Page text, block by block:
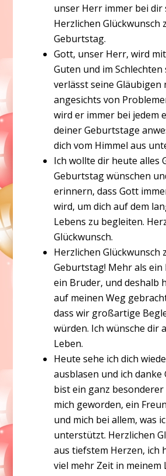
unser Herr immer bei dir
Herzlichen Glückwunsch
Geburtstag.
Gott, unser Herr, wird
Guten und im
verlässt seine Gläubigen
angesichts von
wird er immer bei jedem
deiner Geburtstage
dich vom Himmel aus
Ich wollte dir heute alles
Geburtstag wünschen
erinnern, dass Gott
wird, um dich auf dem
Lebens zu begleiten.
Glückwunsch.
Herzlichen Glückwunsch
Geburtstag! Mehr als ein
ein Bruder, und deshalb
auf meinen Weg
dass wir großartige
würden. Ich wünsche dir
Leben.
Heute sehe ich dich
ausblasen und ich danke
bist ein ganz
mich geworden, ein
und mich bei allem, was
unterstützt. Herzlichen
aus tiefstem Herzen, ich
viel mehr Zeit in meinem